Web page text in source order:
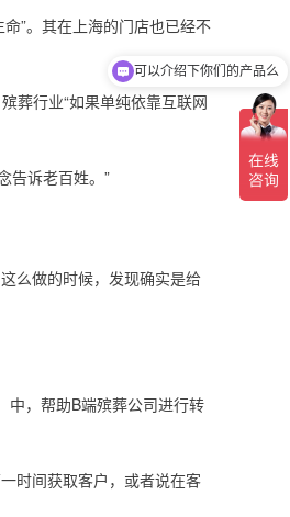
”。其在上海的门店也已经不
葬行业“如果单纯依靠互联网
告诉老百姓。”
么做的时候，发现确实是给
中，帮助B端殡葬公司进行转
时间获取客户，或者说在客
可以介绍下你们的产品么